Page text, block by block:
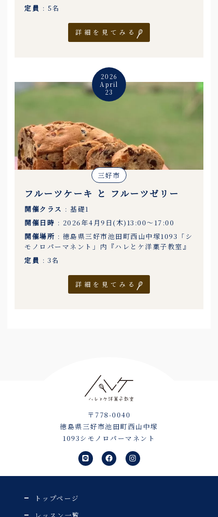
定員 : 5名
詳細を見てみる
2026
April
23
三好市
フルーツケーキ と フルーツゼリー
開催クラス : 基礎1
開催日時 : 2026年4月9日(木)13:00〜17:00
開催場所 : 徳島県三好市池田町西山中塚1093「シ
モノロパーマネント」内『ハレとケ洋菓子教室』
定員 : 3名
詳細を見てみる
〒778-0040
徳島県三好市池田町西山中塚
1093シモノロパーマネント
L
i
n
e
F
a
c
e
I
n
s
t
トップページ